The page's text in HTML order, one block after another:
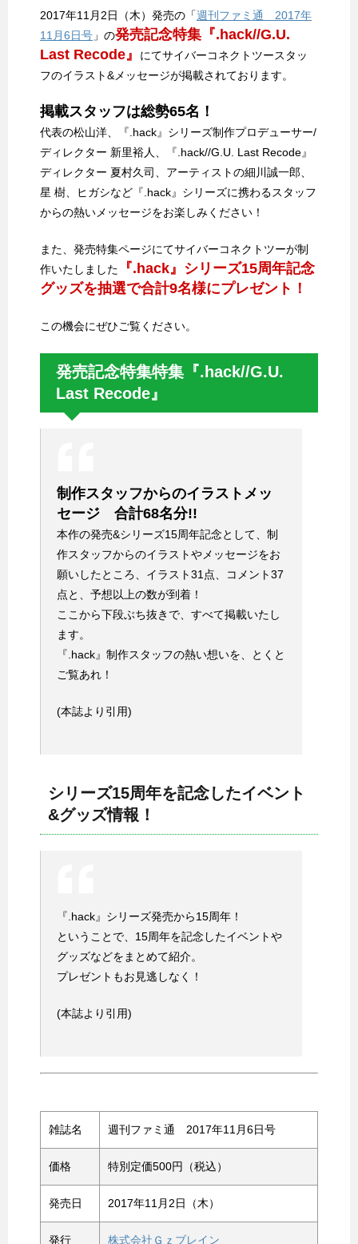
2017年11月2日（木）発売の「週刊ファミ通 2017年
11月6日号 」の発売記念特集『.hack//G.U.
Last Recode』
にてサイバーコネクトツースタッ
フのイラスト&メッセージが掲載されております。
掲載スタッフは総勢65名！
代表の松山洋、『.hack』シリーズ制作プロデューサー/
ディレクター 新里裕人、『.hack//G.U. Last Recode』
ディレクター 夏村久司、アーティストの細川誠一郎、
星 樹、ヒガシなど『.hack』シリーズに携わるスタッフ
からの熱いメッセージをお楽しみください！
また、発売特集ページにてサイバーコネクトツーが制
作いたしました
『.hack』シリーズ15周年記念
グッズを抽選で合計9名様にプレゼント！
この機会にぜひご覧ください。
発売記念特集特集『.hack//G.U.
Last Recode』
制作スタッフからのイラストメッ
セージ 合計68名分!!
本作の発売&シリーズ15周年記念として、制
作スタッフからのイラストやメッセージをお
願いしたところ、イラスト31点、コメント37
点と、予想以上の数が到着！
ここから下段ぶち抜きで、すべて掲載いたし
ます。
『.hack』制作スタッフの熱い想いを、とくと
ご覧あれ！
(本誌より引用)
シリーズ15周年を記念したイベント
&グッズ情報！
『.hack』シリーズ発売から15周年！
ということで、15周年を記念したイベントや
グッズなどをまとめて紹介。
プレゼントもお見逃しなく！
(本誌より引用)
雑誌名 週刊ファミ通 2017年11月6日号
価格 特別定価500円（税込）
発売日 2017年11月2日（木）
発行 株式会社Ｇｚブレイン